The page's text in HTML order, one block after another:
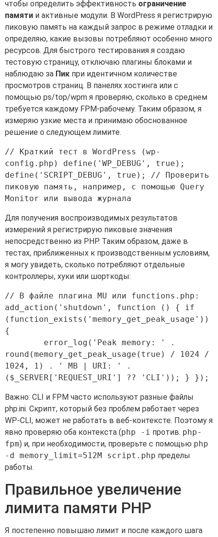
чтобы определить эффективность ограничение
памяти и активные модули. В WordPress я регистрирую
пиковую память на каждый запрос в режиме отладки и
определяю, какие вызовы потребляют особенно много
ресурсов. Для быстрого тестирования я создаю
тестовую страницу, отключаю плагины блоками и
наблюдаю за Пик при идентичном количестве
просмотров страниц. В панелях хостинга или с
помощью ps/top/wpm я проверяю, сколько в среднем
требуется каждому FPM-рабочему. Таким образом, я
измеряю узкие места и принимаю обоснованное
решение о следующем лимите.
// Краткий тест в WordPress (wp-
config.php) define('WP_DEBUG', true);
define('SCRIPT_DEBUG', true); // Проверить
пиковую память, например, с помощью Query
Для получения воспроизводимых результатов
измерений я регистрирую пиковые значения
непосредственно из PHP. Таким образом, даже в
тестах, приближенных к производственным условиям,
я могу увидеть, сколько потребляют отдельные
контроллеры, хуки или шорткоды:
// В файле плагина MU или functions.php:
add_action('shutdown', function () { if
(function_exists('memory_get_peak_usage'))
{
round(memory_get_peak_usage(true) / 1024 /
1024, 1) . ' MB | URI: ' .
Важно: CLI и FPM часто используют разные файлы
php.ini. Скрипт, который без проблем работает через
WP-CLI, может не работать в веб-контексте. Поэтому я
явно проверяю оба контекста (php -i против. php-
fpm) и, при необходимости, проверьте с помощью php
-d memory_limit=512M script.php пределы
работы.
Правильное увеличение
лимита памяти PHP
Я постепенно повышаю лимит и после каждого шага